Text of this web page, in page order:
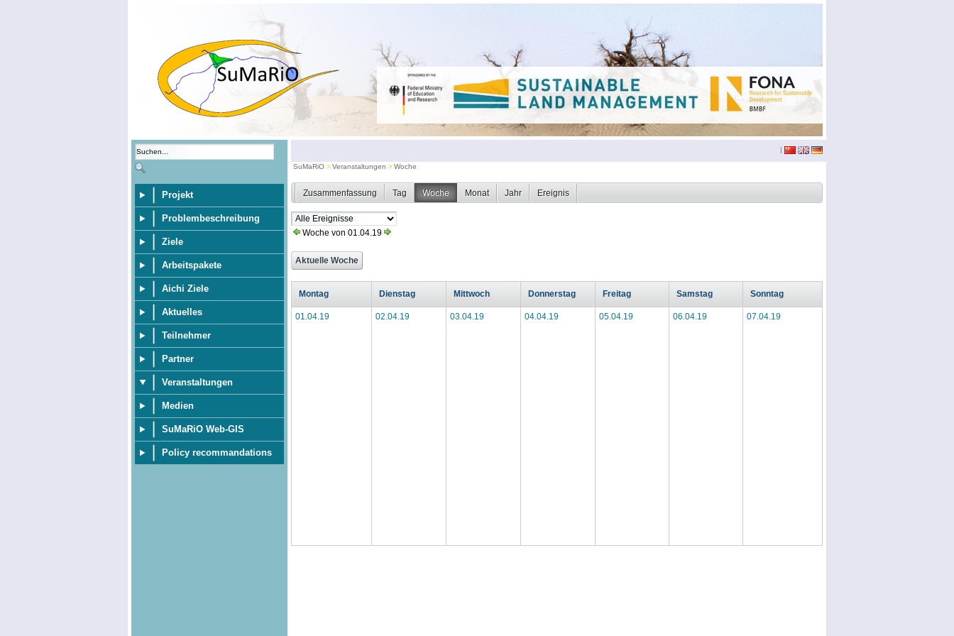
Projekt
Problembeschreibung
Ziele
Arbeitspakete
Aichi Ziele
Aktuelles
Teilnehmer
Partner
Veranstaltungen
Medien
SuMaRiO Web-GIS
Policy recommandations
|
SuMaRiO Veranstaltungen Woche
Zusammenfassung Tag Woche Monat Jahr Ereignis
Woche von 01.04.19
Montag Dienstag Mittwoch Donnerstag Freitag Samstag Sonntag
01.04.19 02.04.19 03.04.19 04.04.19 05.04.19 06.04.19 07.04.19